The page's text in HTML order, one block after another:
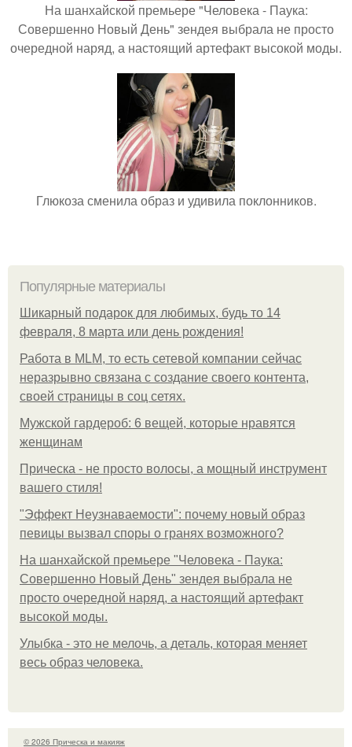
На шанхайской премьере "Человека - Паука:
Совершенно Новый День" зендея выбрала не просто
очередной наряд, а настоящий артефакт высокой моды.
Глюкоза сменила образ и удивила поклонников.
Популярные материалы
Шикарный подарок для любимых, будь то 14
февраля, 8 марта или день рождения!
Работа в MLM, то есть сетевой компании сейчас
неразрывно связана с создание своего контента,
своей страницы в соц сетях.
Мужской гардероб: 6 вещей, которые нравятся
женщинам
Прическа - не просто волосы, а мощный инструмент
вашего стиля!
"Эффект Неузнаваемости": почему новый образ
певицы вызвал споры о гранях возможного?
На шанхайской премьере "Человека - Паука:
Совершенно Новый День" зендея выбрала не
просто очередной наряд, а настоящий артефакт
высокой моды.
Улыбка - это не мелочь, а деталь, которая меняет
весь образ человека.
© 2026 Прическа и макияж